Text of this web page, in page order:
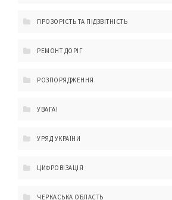
ПРОЗОРІСТЬ ТА ПІДЗВІТНІСТЬ
РЕМОНТ ДОРІГ
РОЗПОРЯДЖЕННЯ
УВАГА!
УРЯД УКРАЇНИ
ЦИФРОВІЗАЦІЯ
ЧЕРКАСЬКА ОБЛАСТЬ